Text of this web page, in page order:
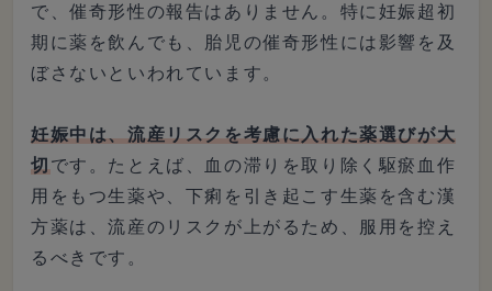
で、催奇形性の報告はありません。特に妊娠超初
期に薬を飲んでも、胎児の催奇形性には影響を及
ぼさないといわれています。
妊娠中は、流産リスクを考慮に入れた薬選びが大
切です。たとえば、血の滞りを取り除く駆瘀血作
用をもつ生薬や、下痢を引き起こす生薬を含む漢
方薬は、流産のリスクが上がるため、服用を控え
るべきです。